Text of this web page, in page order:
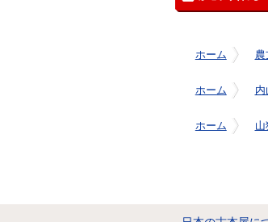
ホーム 農
ホーム 内
ホーム